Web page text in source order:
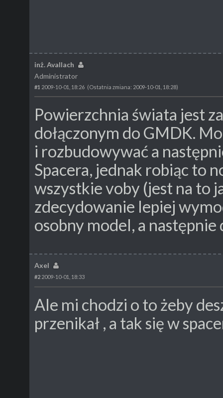
inż. Avallach
Administrator
#1 2009-10-01, 18:26 (Ostatnia zmiana: 2009-10-01, 18:28)
Powierzchnia świata jest
dołączonym do GMDK.
i rozbudowywać a
Spacera, jednak robiąc to
wszystkie voby (jest na to
zdecydowanie lepiej
osobny model, a następnie
Axel
#2 2009-10-01, 18:33
Ale mi chodzi o to żeby
przenikał , a tak się w